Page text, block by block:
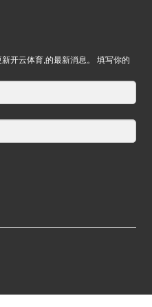
开云体育,的最新消息。 填写你的